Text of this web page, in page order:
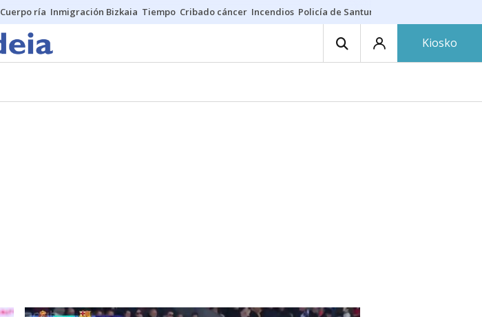
Cuerpo ría Inmigración Bizkaia Tiempo Cribado cáncer Incendios Policía de Santurtzi
Kiosko